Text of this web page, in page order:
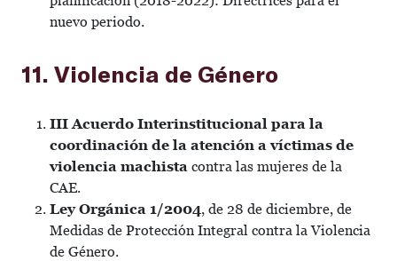
nuevo periodo.
11. Violencia de Género
III Acuerdo Interinstitucional para la
coordinación de la atención a víctimas de
violencia machista contra las mujeres de la
CAE.
Ley Orgánica 1/2004, de 28 de diciembre, de
Medidas de Protección Integral contra la Violencia
de Género.